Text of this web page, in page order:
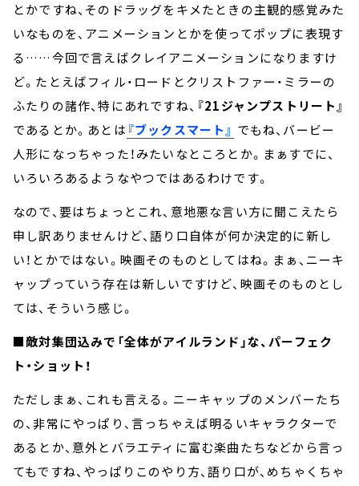
とかですね、そのドラッグをキメたときの主観的感覚みた
いなものを、アニメーションとかを使ってポップに表現す
る……今回で言えばクレイアニメーションになりますけ
ど。たとえばフィル・ロードとクリストファー・ミラーの
ふたりの諸作、特にあれですね、 『21ジャンプストリート』
であるとか。あとは 『ブックスマート』 でもね、バービー
人形になっちゃった！みたいなところとか。まぁすでに、
いろいろあるようなやつではあるわけです。
なので、要はちょっとこれ、意地悪な言い方に聞こえたら
申し訳ありませんけど、語り口自体が何か決定的に新し
い！とかではない。映画そのものとしてはね。まぁ、ニーキ
ャップっていう存在は新しいですけど、映画そのものとし
ては、そういう感じ。
■敵対集団込みで「全体がアイルランド」な、パーフェク
ト・ショット！
ただしまぁ、これも言える。ニーキャップのメンバーたち
の、非常にやっぱり、言っちゃえば明るいキャラクターで
あるとか、意外とバラエティに富む楽曲たちなどから言っ
てもですね、やっぱりこのやり方、語り口が、めちゃくちゃ